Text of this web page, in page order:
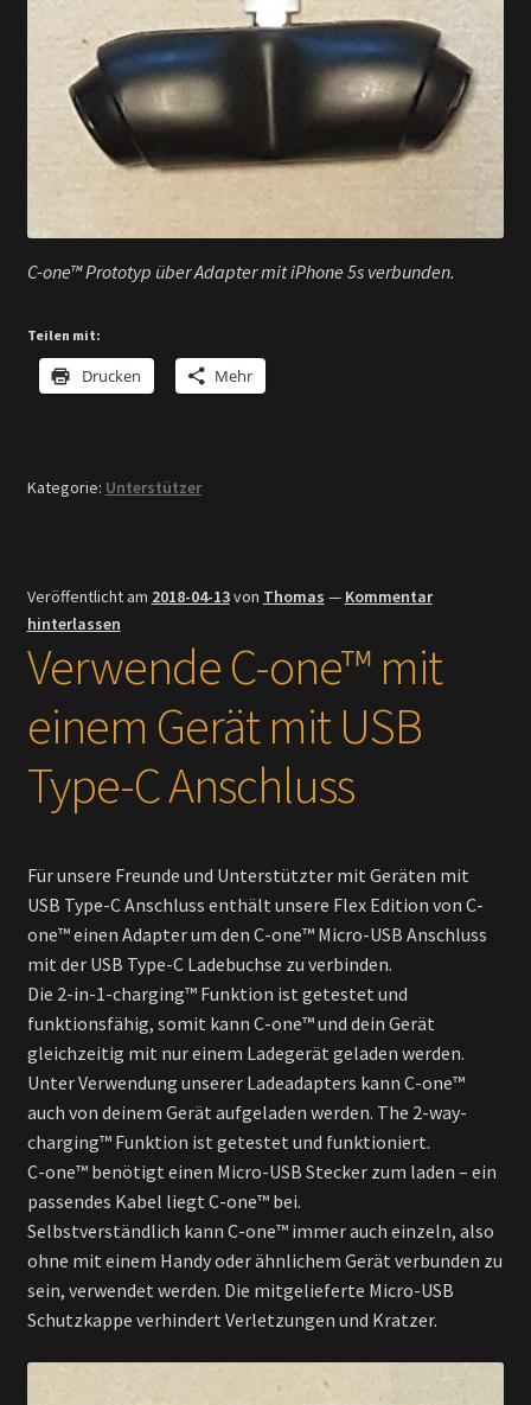
C-one™ Prototyp über Adapter mit iPhone 5s verbunden.
Teilen mit:
Drucken Mehr
Kategorie: Unterstützer
Veröffentlicht am 2018-04-13von Thomas — Kommentar
hinterlassen
Verwende C-one™ mit
einem Gerät mit USB
Type-C Anschluss
Für unsere Freunde und Unterstützter mit Geräten mit
USB Type-C Anschluss enthält unsere Flex Edition von C-
one™ einen Adapter um den C-one™ Micro-USB Anschluss
mit der USB Type-C Ladebuchse zu verbinden.
Die 2-in-1-charging™ Funktion ist getestet und
funktionsfähig, somit kann C-one™ und dein Gerät
gleichzeitig mit nur einem Ladegerät geladen werden.
Unter Verwendung unserer Ladeadapters kann C-one™
auch von deinem Gerät aufgeladen werden. The 2-way-
charging™ Funktion ist getestet und funktioniert.
C-one™ benötigt einen Micro-USB Stecker zum laden – ein
passendes Kabel liegt C-one™ bei.
Selbstverständlich kann C-one™ immer auch einzeln, also
ohne mit einem Handy oder ähnlichem Gerät verbunden zu
sein, verwendet werden. Die mitgelieferte Micro-USB
Schutzkappe verhindert Verletzungen und Kratzer.